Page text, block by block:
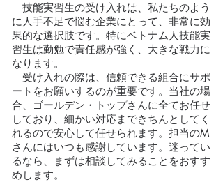
技能実習生の受け入れは、私たちのよう
に人手不足で悩む企業にとって、非常に効
果的な選択肢です。 特にベトナム人技能実
習生は勤勉で責任感が強く、大きな戦力に
なります。
受け入れの際は、 信頼できる組合にサポ
ートをお願いするのが重要です。当社の場
合、ゴールデン・トップさんに全てお任せ
しており、細かい対応まできちんとしてく
れるので安心して任せられます。担当のM
さんにはいつも感謝しています。迷ってい
るなら、まずは相談してみることをおすす
めします。